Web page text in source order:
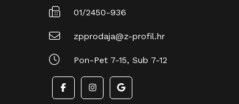
01/2450-936
zpprodaja@z-profil.hr
Pon-Pet 7-15, Sub 7-12